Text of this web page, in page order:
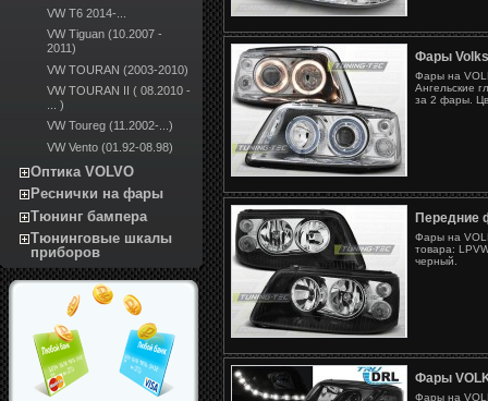
VW T6 2014-...
VW Tiguan (10.2007 -
2011)
VW TOURAN (2003-2010)
VW TOURAN II ( 08.2010 -
... )
VW Toureg (11.2002-...)
VW Vento (01.92-08.98)
Оптика VOLVO
Реснички на фары
Тюнинг бампера
Тюнинговые шкалы
приборов
Фары
Фары на
Ангельские
за 2 фары.
Передние
Фары на
товара:
черный.
Фары
Фары на